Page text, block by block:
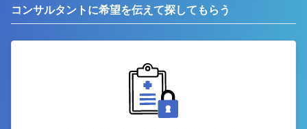
コンサルタントに希望を伝えて探してもらう